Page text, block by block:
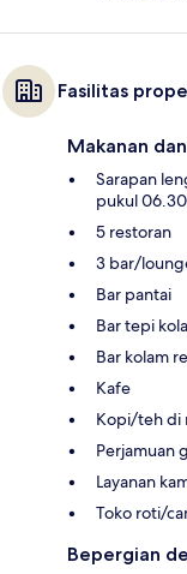
Fasilitas
Makanan
Sarapan
pukul
5 restoran
3 bar/
Bar pantai
Bar tepi
Bar kolam
Kafe
Kopi/teh di
Perjamuan
Layanan
Toko roti/
Bepergian